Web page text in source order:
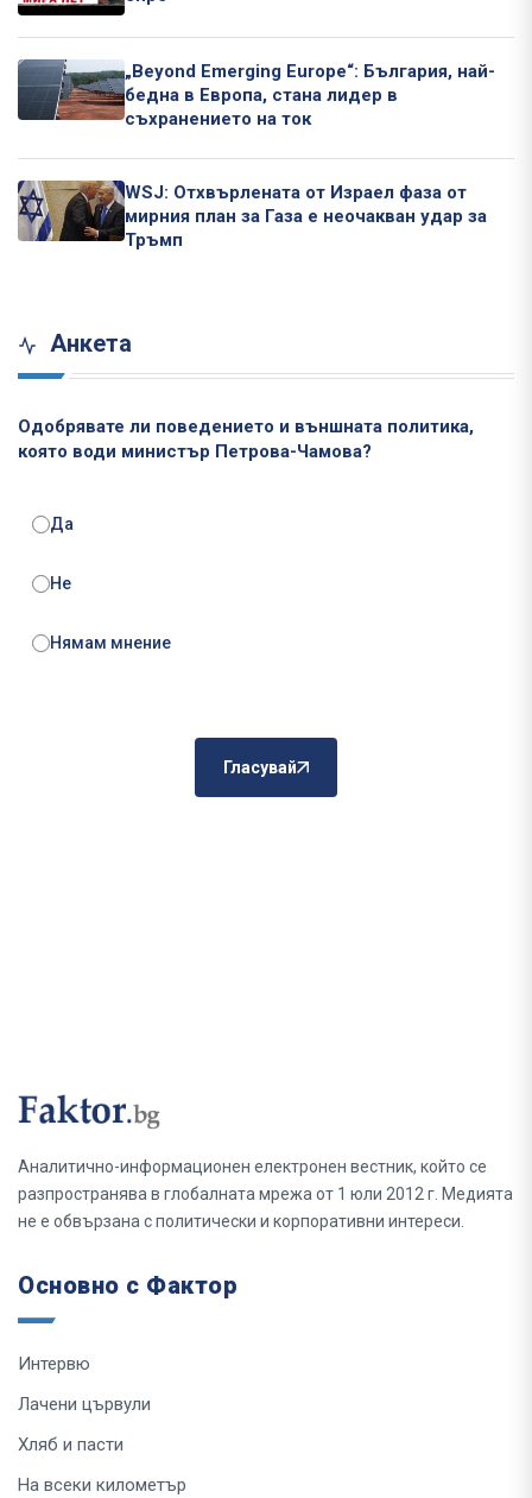
„Beyond Emerging Europe“: България, най-
бедна в Европа, стана лидер в
съхранението на ток
WSJ: Отхвърлената от Израел фаза от
мирния план за Газа е неочакван удар за
Тръмп
Анкета
Одобрявате ли поведението и външната политика,
която води министър Петрова-Чамова?
Да
Не
Нямам мнение
Гласувай
Аналитично-информационен електронен вестник, който се
разпространява в глобалната мрежа от 1 юли 2012 г. Медията
не е обвързана с политически и корпоративни интереси.
Основно с Фактор
Интервю
Лачени цървули
Хляб и пасти
На всеки километър